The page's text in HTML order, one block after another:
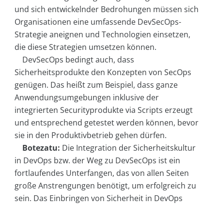
und sich entwickelnder Bedrohungen müssen sich
Organisationen eine umfassende DevSecOps-
Strategie aneignen und Technologien einsetzen,
die diese Strategien umsetzen können.
DevSecOps bedingt auch, dass
Sicherheitsprodukte den Konzepten von SecOps
genügen. Das heißt zum Beispiel, dass ganze
Anwendungsumgebungen inklusive der
integrierten Securityprodukte via Scripts erzeugt
und entsprechend getestet werden können, bevor
sie in den Produktivbetrieb gehen dürfen.
Botezatu: Die Integration der Sicherheitskultur
in DevOps bzw. der Weg zu DevSecOps ist ein
fortlaufendes Unterfangen, das von allen Seiten
große Anstrengungen benötigt, um erfolgreich zu
sein. Das Einbringen von Sicherheit in DevOps